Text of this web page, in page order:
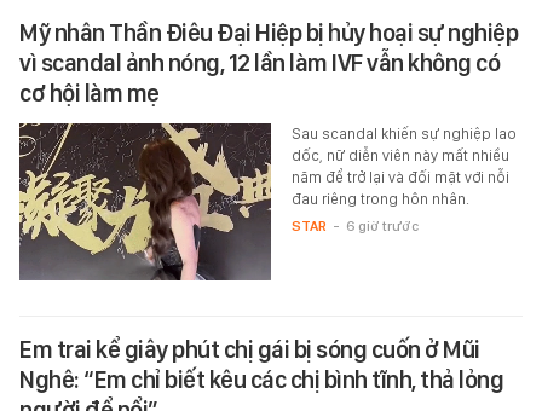
Mỹ nhân Thần Điêu Đại Hiệp bị hủy hoại sự nghiệp
vì scandal ảnh nóng, 12 lần làm IVF vẫn không có
cơ hội làm mẹ
Sau scandal khiến sự nghiệp lao
dốc, nữ diễn viên này mất nhiều
năm để trở lại và đối mặt với nỗi
đau riêng trong hôn nhân.
STAR - 6 giờ trước
Em trai kể giây phút chị gái bị sóng cuốn ở Mũi
Nghê: “Em chỉ biết kêu các chị bình tĩnh, thả lỏng